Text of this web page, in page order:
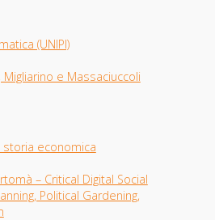
(UNIPI)
e Massaciuccoli
storia economica
– Critical Digital Social
Political Gardening,